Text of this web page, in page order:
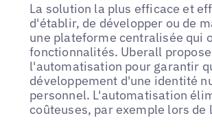
La solution la plus efficace et
d'établir, de développer ou de
une plateforme centralisée qui
fonctionnalités. Uberall
l'automatisation pour garantir
développement d'une identité
personnel. L'automatisation
coûteuses, par exemple lors